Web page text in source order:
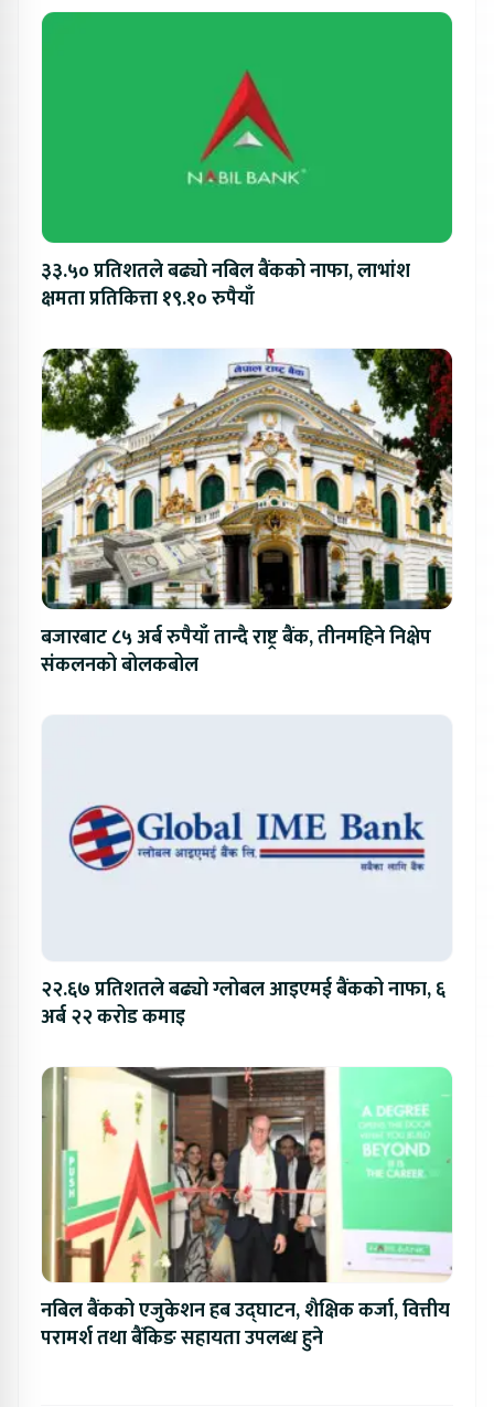
३३.५० प्रतिशतले बढ्यो नबिल बैंकको नाफा, लाभांश
क्षमता प्रतिकित्ता १९.१० रुपैयाँ
बजारबाट ८५ अर्ब रुपैयाँ तान्दै राष्ट्र बैंक, तीनमहिने निक्षेप
संकलनको बोलकबोल
२२.६७ प्रतिशतले बढ्यो ग्लोबल आइएमई बैंकको नाफा, ६
अर्ब २२ करोड कमाइ
नबिल बैंकको एजुकेशन हब उद्घाटन, शैक्षिक कर्जा, वित्तीय
परामर्श तथा बैंकिङ सहायता उपलब्ध हुने